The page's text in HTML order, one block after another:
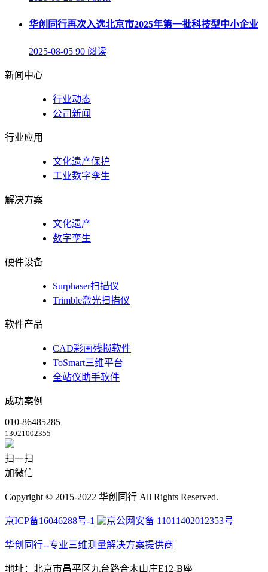
华创同行再次入选北京市2025年第一批科技型中小企业
2025-08-05 90 阅读
新闻中心
行业动态
公司新闻
行业应用
文化遗产保护
工业数字孪生
解决方案
文化遗产
数字孪生
硬件设备
Surphaser扫描仪
Trimble激光扫描仪
软件产品
CAD彩画残损软件
ToSmart三维平台
全站仪助手软件
成功案例
010-86485285
13021002355
扫一扫
加微信
Copyright © 2015-2022 华创同行 All Rights Reserved.
京ICP备16046288号-1 京公网安备 11011402012353号
华创同行--专业三维测量解决方案提供商
地址：北京市昌平区九台路合木山庄E12-B座